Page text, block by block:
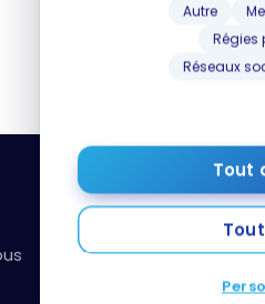
Autre
Régies
Réseaux
Tout